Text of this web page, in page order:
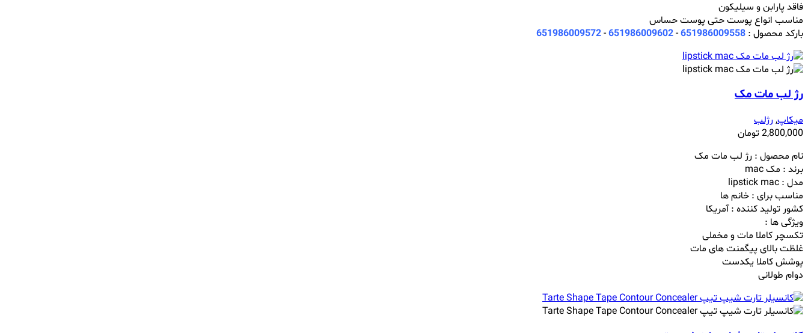
فاقد پارابن و سیلیکون
مناسب انواع پوست حتی پوست حساس
بارکد محصول : 651986009558
-
651986009602
-
651986009572
رژ لب مات مک
میکاپ,رژلب
2,800,000تومان
نام محصول : رژ لب مات مک
برند : مک mac
مدل : lipstick mac
مناسب برای : خانم ها
کشور تولید کننده : آمریکا
ویژگی ها :
تکسچر کاملا مات و مخملی
غلظت بالای پیگمنت های مات
پوشش کاملا یکدست
دوام طولانی